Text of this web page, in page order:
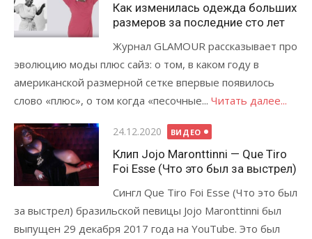
Как изменилась одежда больших
размеров за последние сто лет
Журнал GLAMOUR рассказывает про
эволюцию моды плюс сайз: о том, в каком году в
американской размерной сетке впервые появилось
слово «плюс», о том когда «песочные... Читать далее...
Опубликовано
24.12.2020 ВИДЕО
Клип Jojo Maronttinni — Que Tiro
Foi Esse (Что это был за выстрел)
Сингл Que Tiro Foi Esse (Что это был
за выстрел) бразильской певицы Jojo Maronttinni был
выпущен 29 декабря 2017 года на YouTube. Это был